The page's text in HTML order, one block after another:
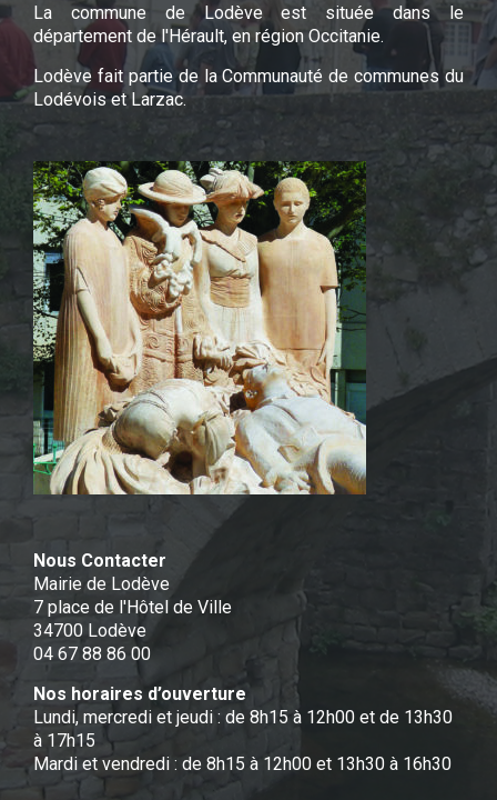
La commune de Lodève est située dans le
département de l'Hérault, en région Occitanie.
Lodève fait partie de la Communauté de communes du
Lodévois et Larzac.
Nous Contacter
Mairie de Lodève
7 place de l'Hôtel de Ville
34700 Lodève
04 67 88 86 00
Nos horaires d’ouverture
Lundi, mercredi et jeudi : de 8h15 à 12h00 et de 13h30
à 17h15
Mardi et vendredi : de 8h15 à 12h00 et 13h30 à 16h30